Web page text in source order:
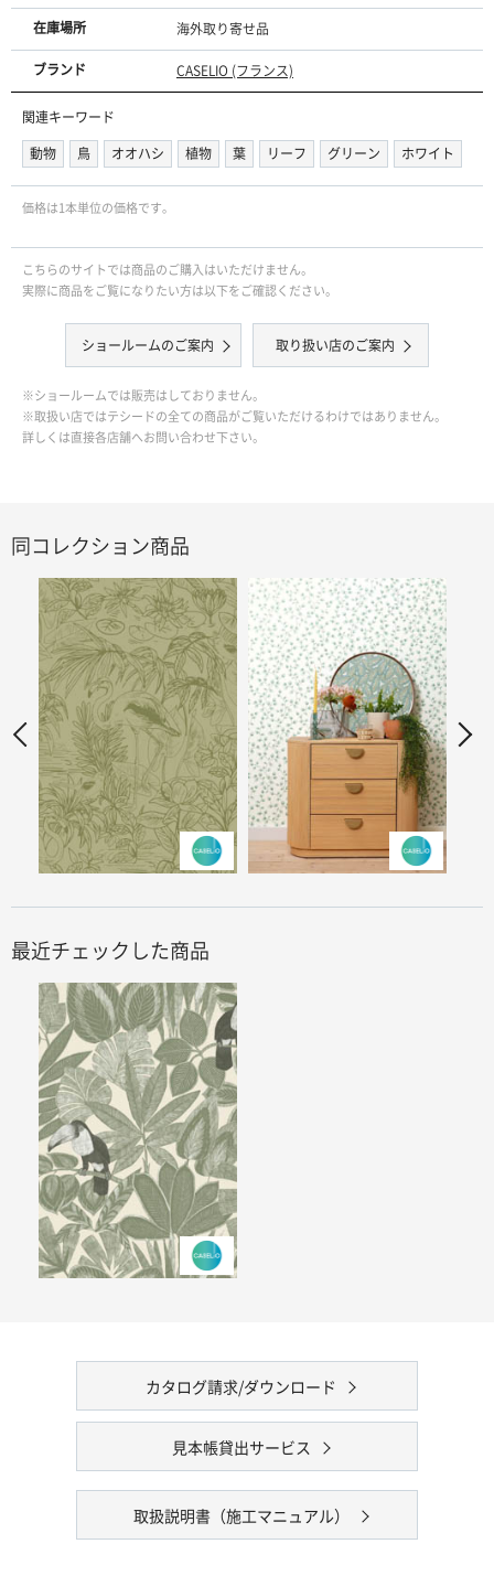
在庫場所 海外取り寄せ品
ブランド CASELIO (フランス)
関連キーワード
動物
鳥 オオハシ 植物 葉 リーフ グリーン ホワイト
価格は1本単位の価格です｡
こちらのサイトでは商品のご購入はいただけません。
実際に商品をご覧になりたい方は以下をご確認ください。
ショールームのご案内 取り扱い店のご案内
※ショールームでは販売はしておりません。
※取扱い店ではテシードの全ての商品がご覧いただけるわけではありません。
詳しくは直接各店舗へお問い合わせ下さい。
同コレクション商品
最近チェックした商品
カタログ請求/ダウンロード
見本帳貸出サービス
取扱説明書（施工マニュアル）